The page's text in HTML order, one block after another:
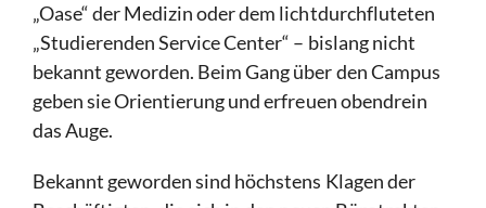
„Oase“ der Medizin oder dem lichtdurchfluteten
„Studierenden Service Center“ – bislang nicht
bekannt geworden. Beim Gang über den Campus
geben sie Orientierung und erfreuen obendrein
das Auge.
Bekannt geworden sind höchstens Klagen der